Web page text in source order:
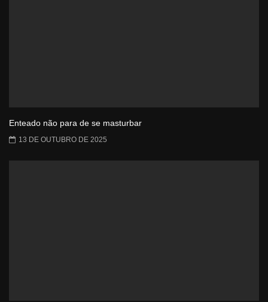
Enteado não para de se masturbar
13 DE OUTUBRO DE 2025